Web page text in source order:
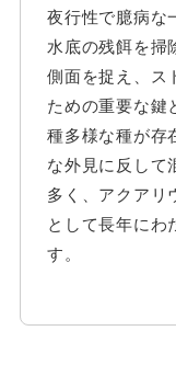
夜行性で臆病な
水底の残餌を掃
側面を捉え、ス
ための重要な鍵
種多様な種が存
な外見に反して
多く、アクアリ
として長年にわ
す。